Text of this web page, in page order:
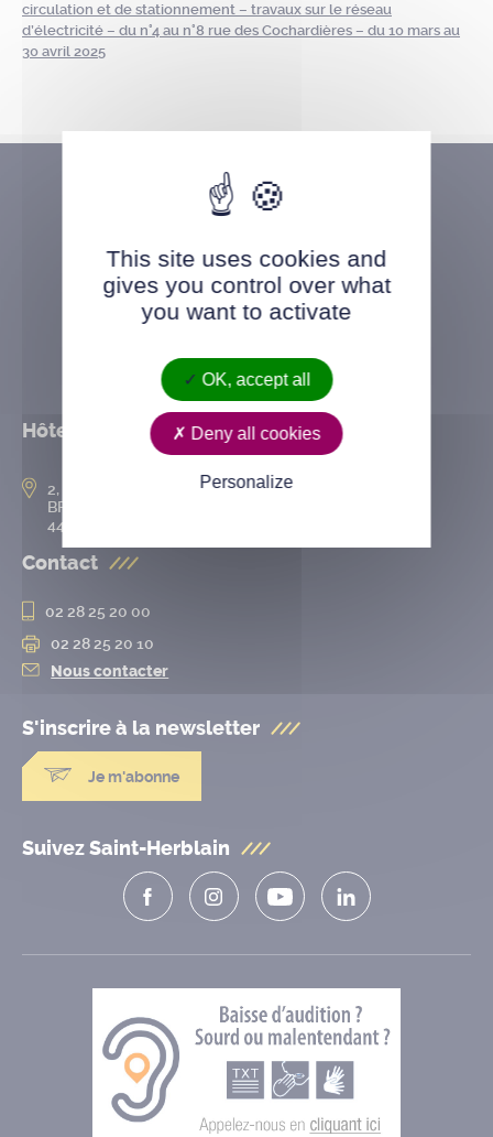
circulation et de stationnement – travaux sur le réseau
d’électricité – du n°4 au n°8 rue des Cochardières – du 10 mars au
30 avril 2025
Hôtel de ville
2, rue de l’Hôtel-de-Ville
BP 50167
44802 Saint-Herblain cedex
Contact
02 28 25 20 00
02 28 25 20 10
Nous contacter
S'inscrire à la newsletter
Je m'abonne
Suivez Saint-Herblain
This site uses cookies and
gives you control over what
you want to activate
OK, accept all
Deny all cookies
Personalize